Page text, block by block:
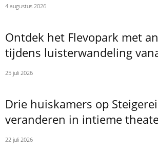
4 augustus 2026
Ontdek het Flevopark met
tijdens luisterwandeling
25 juli 2026
Drie huiskamers op
veranderen in intieme
22 juli 2026